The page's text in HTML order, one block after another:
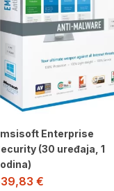
Enterprise
(30 uređaja, 1
€